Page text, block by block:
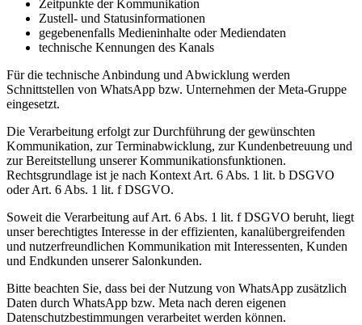
Zeitpunkte der Kommunikation
Zustell- und Statusinformationen
gegebenenfalls Medieninhalte oder Mediendaten
technische Kennungen des Kanals
Für die technische Anbindung und Abwicklung werden
Schnittstellen von WhatsApp bzw. Unternehmen der Meta-Gruppe
eingesetzt.
Die Verarbeitung erfolgt zur Durchführung der gewünschten
Kommunikation, zur Terminabwicklung, zur Kundenbetreuung und
zur Bereitstellung unserer Kommunikationsfunktionen.
Rechtsgrundlage ist je nach Kontext Art. 6 Abs. 1 lit. b DSGVO
oder Art. 6 Abs. 1 lit. f DSGVO.
Soweit die Verarbeitung auf Art. 6 Abs. 1 lit. f DSGVO beruht, liegt
unser berechtigtes Interesse in der effizienten, kanalübergreifenden
und nutzerfreundlichen Kommunikation mit Interessenten, Kunden
und Endkunden unserer Salonkunden.
Bitte beachten Sie, dass bei der Nutzung von WhatsApp zusätzlich
Daten durch WhatsApp bzw. Meta nach deren eigenen
Datenschutzbestimmungen verarbeitet werden können.